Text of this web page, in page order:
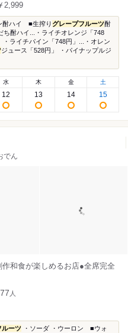
2,999
酎ハイ ■生搾り グレープフルーツ酎
酎ハイ...・ライチオレンジ「748
・ライチパイン「748円」...・オレン
ジュース「528円」 ・パイナップルジ
水
12
木
13
金
14
土
15
でん
和食が楽しめるお店●全席完全
人
ルーツ ・ソーダ ・ウーロン ■ウォ